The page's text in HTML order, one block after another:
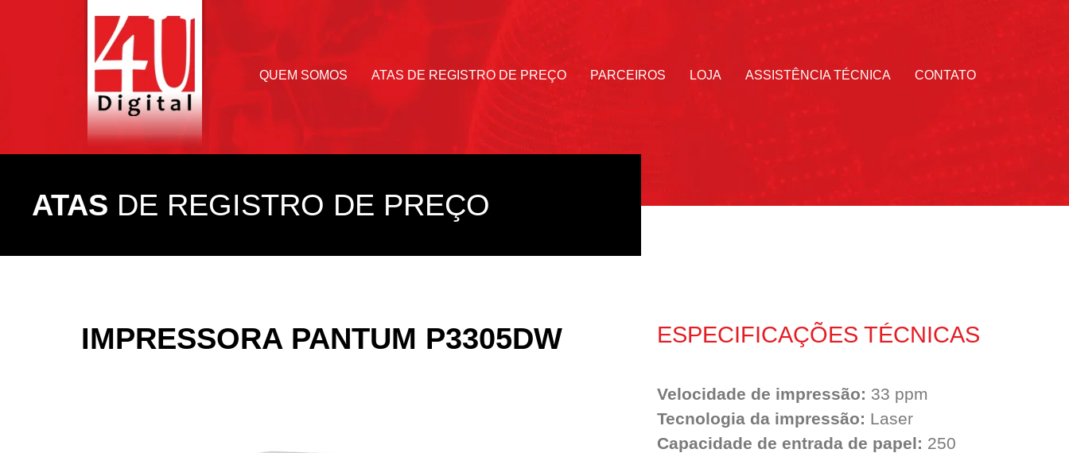
QUEM SOMOS ATAS DE REGISTRO DE PREÇO PARCEIROS LOJA ASSISTÊNCIA TÉCNICA CONTATO
ATAS DE REGISTRO DE PREÇO
IMPRESSORA PANTUM P3305DW ESPECIFICAÇÕES TÉCNICAS
Velocidade de impressão: 33 ppm
Tecnologia da impressão: Laser
Capacidade de entrada de papel: 250